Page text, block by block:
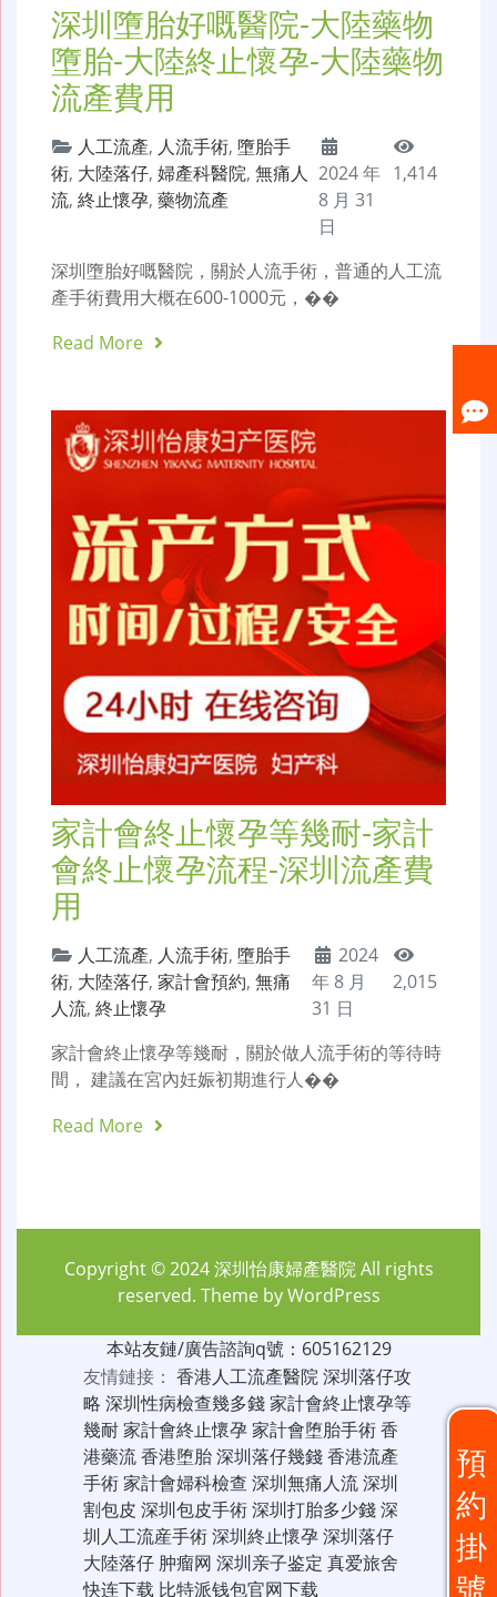
深圳墮胎好嘅醫院-大陸藥物
墮胎-大陸終止懷孕-大陸藥物
流產費用
人工流產, 人流手術, 墮胎手
術, 大陸落仔, 婦產科醫院, 無痛人
流, 終止懷孕, 藥物流產
2024 年
8 月 31
日
1,414
深圳墮胎好嘅醫院，關於人流手術，普通的人工流
產手術費用大概在600-1000元，��
Read More
家計會終止懷孕等幾耐-家計
會終止懷孕流程-深圳流產費
用
人工流產, 人流手術, 墮胎手
術, 大陸落仔, 家計會預約, 無痛
人流, 終止懷孕
2024
年 8 月
31 日
2,015
家計會終止懷孕等幾耐，關於做人流手術的等待時
間， 建議在宮內妊娠初期進行人��
Read More
預
約
掛
號
Copyright © 2024深圳怡康婦產醫院All rights
reserved. Theme byWordPress
本站友鏈/廣告諮詢q號：605162129
友情鏈接： 香港人工流產醫院深圳落仔攻
略 深圳性病檢查幾多錢家計會終止懷孕等
幾耐家計會終止懷孕家計會堕胎手術香
港藥流香港堕胎深圳落仔幾錢香港流產
手術家計會婦科檢查 深圳無痛人流深圳
割包皮 深圳包皮手術深圳打胎多少錢深
圳人工流産手術深圳終止懷孕深圳落仔
大陸落仔 肿瘤网 深圳亲子鉴定 真爱旅舍
快连下载 比特派钱包官网下载